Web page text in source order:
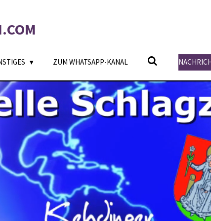
ZUM WHATSAPP-KANAL